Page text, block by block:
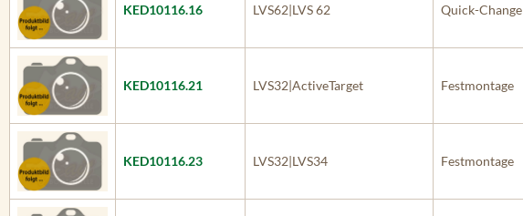
KED10116.16 LVS62|LVS 62 Quick-Change
KED10116.21 LVS32|ActiveTarget Festmontage
KED10116.23 LVS32|LVS34 Festmontage